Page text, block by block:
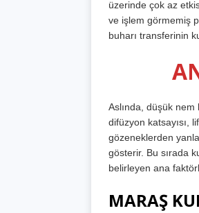
üzerinde çok az
ve işlem görmemiş
buharı transferinin
Aslında, düşük
difüzyon katsayısı,
gözeneklerden
gösterir. Bu sırada
belirleyen ana
MARAŞ